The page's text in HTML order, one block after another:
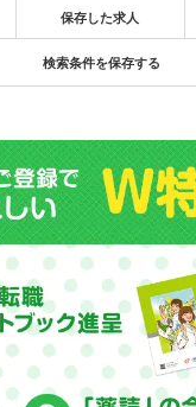
保存した求人
検索条件を保存する